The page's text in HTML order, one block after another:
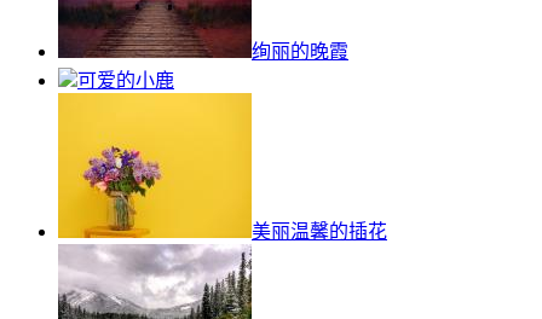
绚丽的晚霞
可爱的小鹿
美丽温馨的插花